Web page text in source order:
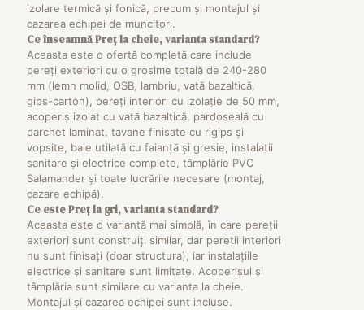
izolare termică și fonică, precum și montajul și
cazarea echipei de muncitori.
Ce înseamnăPreț la cheie, varianta standard?
Aceasta este o ofertă completă care include
pereți exteriori cu o grosime totală de 240-280
mm (lemn molid, OSB, lambriu, vată bazaltică,
gips-carton), pereți interiori cu izolație de 50 mm,
acoperiș izolat cu vată bazaltică, pardoseală cu
parchet laminat, tavane finisate cu rigips și
vopsite, baie utilată cu faianță și gresie, instalații
sanitare și electrice complete, tâmplărie PVC
Salamander și toate lucrările necesare (montaj,
cazare echipă).
Ce estePreț la gri, varianta standard?
Aceasta este o variantă mai simplă, în care pereții
exteriori sunt construiți similar, dar pereții interiori
nu sunt finisați (doar structura), iar instalațiile
electrice și sanitare sunt limitate. Acoperișul și
tâmplăria sunt similare cu varianta la cheie.
Montajul și cazarea echipei sunt incluse.